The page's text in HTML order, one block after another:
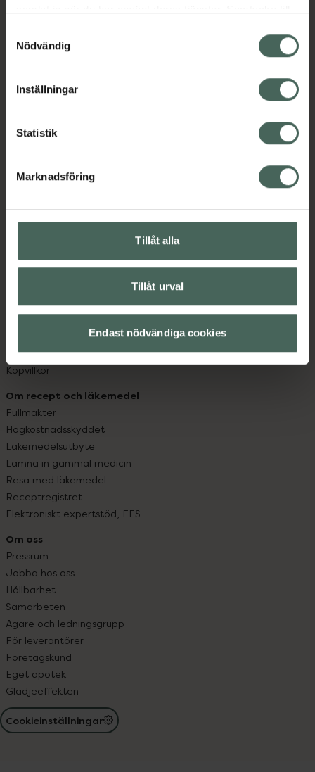
återkalla ditt samtycke via webbplatsens
cookieinställningar. Ett återkallat samtycke påverkar inte
lagligheten av behandling som skett innan återkallelsen.
Nödvändig
Inställningar
Statistik
Marknadsföring
Tillåt alla
Tillåt urval
Endast nödvändiga cookies
EAN:07046261013642
syd till Lappland i norr, och online i mobilen och på
datorn. Oavsett vem du är så är det vårt uppdrag att
hjälpa just dig att må lite bättre. Välkommen att prata
med oss.
Hitta apotek
Leverans, betalning och retur
Kundklubb
Sajtens tillgänglighet
App
Köpvillkor
Om recept och läkemedel
Fullmakter
Högkostnadsskyddet
Läkemedelsutbyte
Lämna in gammal medicin
Resa med läkemedel
Receptregistret
Elektroniskt expertstöd, EES
Om oss
Pressrum
Jobba hos oss
Hållbarhet
Samarbeten
Ägare och ledningsgrupp
För leverantörer
Företagskund
Eget apotek
Glädjeeffekten
Cookieinställningar